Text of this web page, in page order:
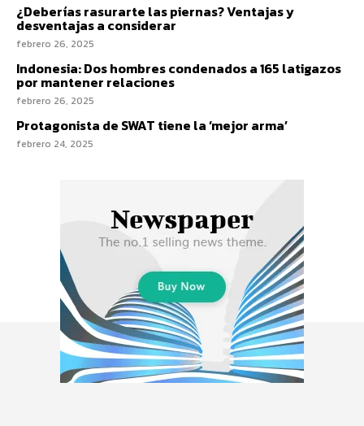
¿Deberías rasurarte las piernas? Ventajas y
desventajas a considerar
febrero 26, 2025
Indonesia: Dos hombres condenados a 165 latigazos
por mantener relaciones
febrero 26, 2025
Protagonista de SWAT tiene la ‘mejor arma’
febrero 24, 2025